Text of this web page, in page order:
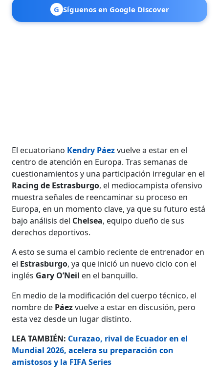
G Síguenos en Google Discover
El ecuatoriano Kendry Páezvuelve a estar en el
centro de atención en Europa. Tras semanas de
cuestionamientos y una participación irregular en el
Racing de Estrasburgo, el mediocampista ofensivo
muestra señales de reencaminar su proceso en
Europa, en un momento clave, ya que su futuro está
bajo análisis del Chelsea, equipo dueño de sus
derechos deportivos.
A esto se suma el cambio reciente de entrenador en
el Estrasburgo, ya que inició un nuevo ciclo con el
inglés Gary O’Neil en el banquillo.
En medio de la modificación del cuerpo técnico, el
nombre de Páezvuelve a estar en discusión, pero
esta vez desde un lugar distinto.
LEA TAMBIÉN: Curazao, rival de Ecuador en el
Mundial 2026, acelera su preparación con
amistosos y la FIFA Series